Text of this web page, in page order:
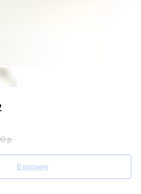
р.
В корзину